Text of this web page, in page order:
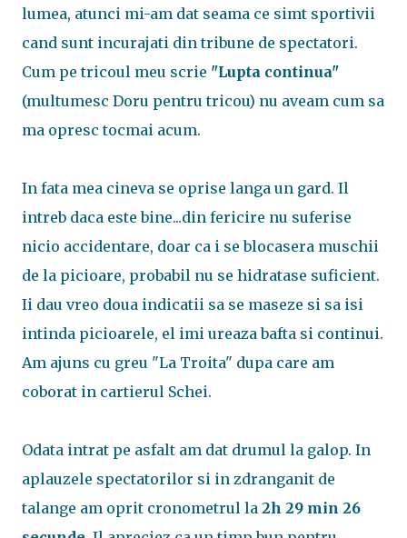
lumea, atunci mi-am dat seama ce simt sportivii
cand sunt incurajati din tribune de spectatori.
Cum pe tricoul meu scrie "Lupta continua"
(multumesc Doru pentru tricou) nu aveam cum sa
ma opresc tocmai acum.
In fata mea cineva se oprise langa un gard. Il
intreb daca este bine...din fericire nu suferise
nicio accidentare, doar ca i se blocasera muschii
de la picioare, probabil nu se hidratase suficient.
Ii dau vreo doua indicatii sa se maseze si sa isi
intinda picioarele, el imi ureaza bafta si continui.
Am ajuns cu greu "La Troita" dupa care am
coborat in cartierul Schei.
Odata intrat pe asfalt am dat drumul la galop. In
aplauzele spectatorilor si in zdranganit de
talange am oprit cronometrul la 2h 29 min 26